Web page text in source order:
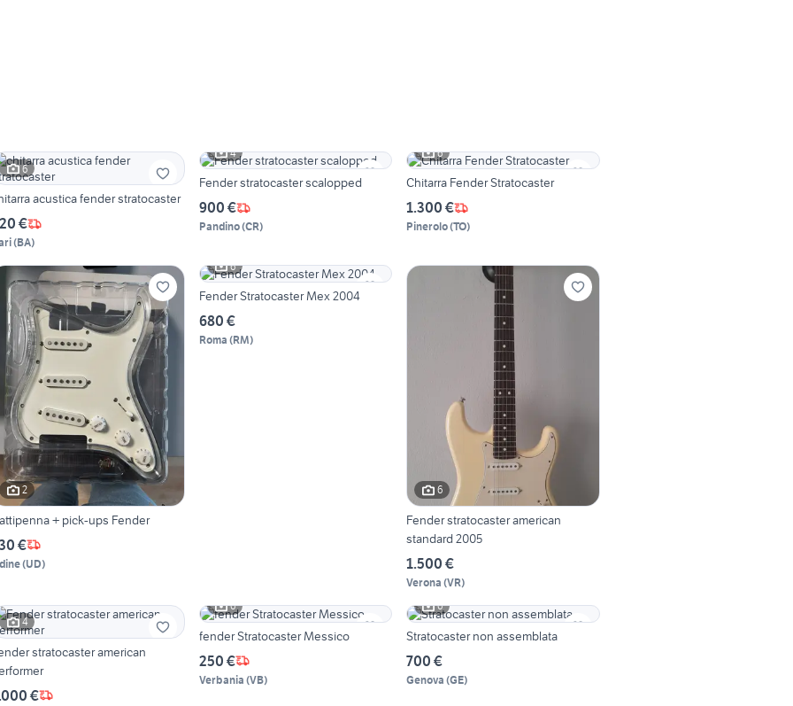
6
chitarra acustica fender stratocaster
€
(BA)
4
Fender stratocaster scalopped
900 €
Pandino(CR)
6
Chitarra Fender Stratocaster
1.300 €
Pinerolo(TO)
2
+ pick-ups Fender
€
(UD)
6
Fender Stratocaster Mex 2004
680 €
Roma (RM)
6
Fender stratocaster american
standard 2005
1.500 €
Verona (VR)
4
stratocaster american
€
6
fender Stratocaster Messico
250 €
Verbania (VB)
6
Stratocaster non assemblata
700 €
Genova (GE)